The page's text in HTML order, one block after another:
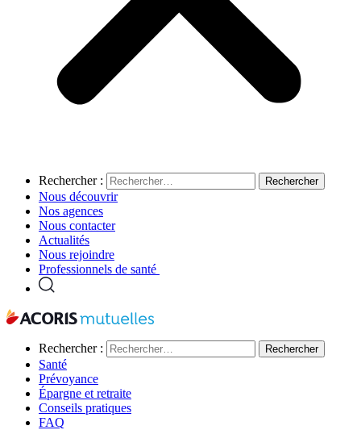
Rechercher :
Nous découvrir
Nos agences
Nous contacter
Actualités
Nous rejoindre
Professionnels de santé
Rechercher :
Santé
Prévoyance
Épargne et retraite
Conseils pratiques
FAQ